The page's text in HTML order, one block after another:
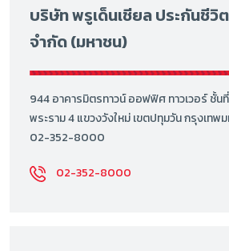
บริษัท พรูเด็นเชียล ประกันชีวิ
จำกัด (มหาชน)
944 อาคารมิตรทาวน์ ออฟฟิศ ทาวเวอร์ ชั้น
พระราม 4 แขวงวังใหม่ เขตปทุมวัน กรุงเทพ
02-352-8000
02-352-8000